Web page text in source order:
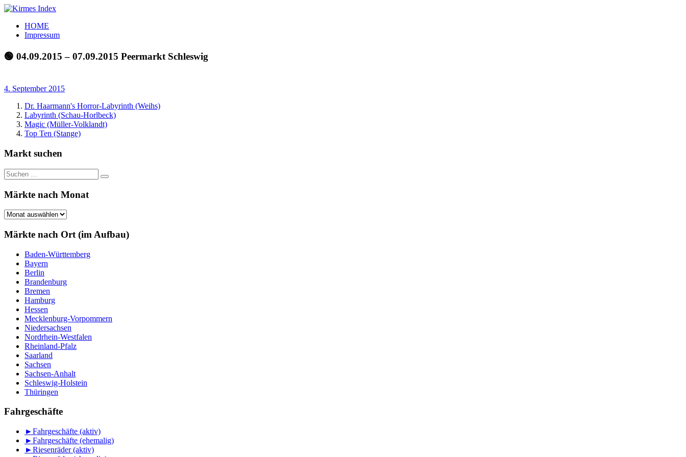
Zum
springen
Kirmes
Index
Tourpläne
der
letzten
HOME
Impressum
🟢 04.09.2015 – 07.09.2015 Peermarkt Schleswig
4. September 2015
Dr. Haarmann's Horror-Labyrinth (Weihs)
Labyrinth (Schau-Horlbeck)
Magic (Müller-Volklandt)
Top Ten (Stange)
Markt suchen
Suchen
nach:
Suchen
Märkte nach Monat
Märkte
Monat
Märkte nach Ort (im Aufbau)
Baden-Württemberg
Bayern
Berlin
Brandenburg
Bremen
Hamburg
Hessen
Mecklenburg-Vorpommern
Niedersachsen
Nordrhein-Westfalen
Rheinland-Pfalz
Saarland
Sachsen
Sachsen-Anhalt
Schleswig-Holstein
Thüringen
Fahrgeschäfte
►Fahrgeschäfte (aktiv)
►Fahrgeschäfte (ehemalig)
►Riesenräder (aktiv)